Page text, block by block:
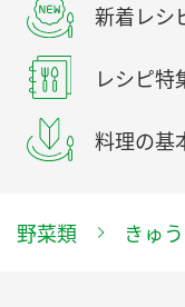
新着レシ
レシピ特
料理の基
野菜類 きゅ